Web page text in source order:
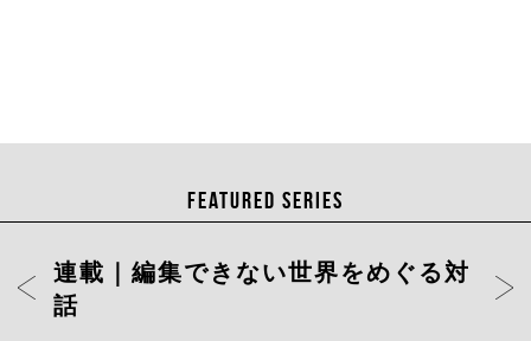
FEATURED SERIES
連載｜編集できない世界をめぐる対
話